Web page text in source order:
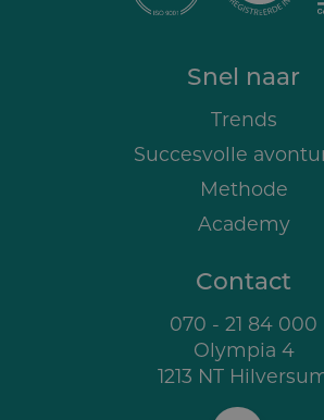
Snel naar
Trends
Succesvolle
Methode
Academy
Contact
070 - 21 84 000
Olympia 4
1213 NT